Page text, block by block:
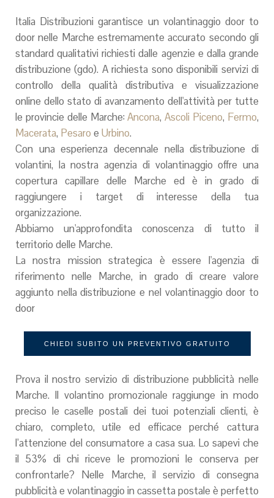
Italia Distribuzioni garantisce un volantinaggio door to
door nelle Marche estremamente accurato secondo gli
standard qualitativi richiesti dalle agenzie e dalla grande
distribuzione (gdo). A richiesta sono disponibili servizi di
controllo della qualità distributiva e visualizzazione
online dello stato di avanzamento dell'attività per tutte
le provincie delle Marche:Ancona,Ascoli Piceno, Fermo,
Macerata, Pesaro e Urbino.
Con una esperienza decennale nella distribuzione di
volantini, la nostra agenzia di volantinaggio offre una
copertura capillare delle Marche ed è in grado di
raggiungere i target di interesse della tua
organizzazione.
Abbiamo un'approfondita conoscenza di tutto il
territorio delle Marche.
La nostra mission strategica è essere l'agenzia di
riferimento nelle Marche, in grado di creare valore
aggiunto nella distribuzione e nel volantinaggio door to
door
CHIEDI SUBITO UN PREVENTIVO GRATUITO
Prova il nostro servizio di distribuzione pubblicità nelle
Marche. Il volantino promozionale raggiunge in modo
preciso le caselle postali dei tuoi potenziali clienti, è
chiaro, completo, utile ed efficace perché cattura
l’attenzione del consumatore a casa sua. Lo sapevi che
il 53% di chi riceve le promozioni le conserva per
confrontarle? Nelle Marche, il servizio di consegna
pubblicità e volantinaggio in cassetta postale è perfetto